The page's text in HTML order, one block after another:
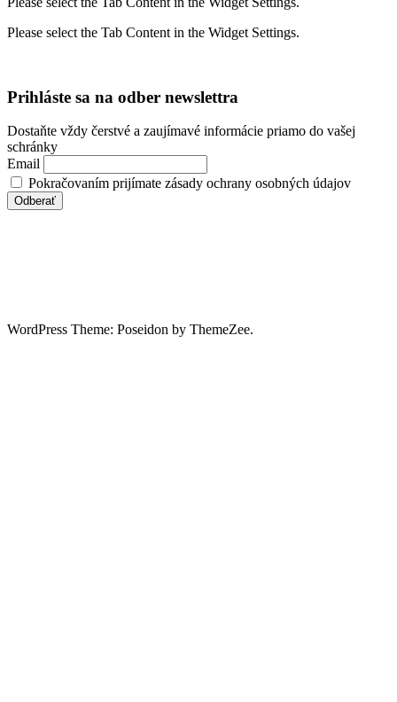
Please select the Tab Content in the Widget Settings.
Prihláste sa na odber newslettra
Dostaňte vždy čerstvé a zaujímavé informácie priamo do vašej
schránky
Email
Pokračovaním prijímate zásady ochrany osobných údajov
WordPress Theme: Poseidon by ThemeZee.